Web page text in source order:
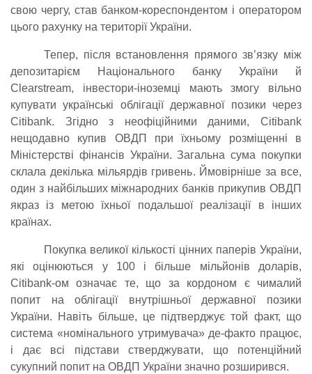
свою чергу, став банком-кореспондентом і оператором
цього рахунку на території України.
Тепер, після встановлення прямого зв’язку між
депозитарієм Національного банку України й
Clearstream, інвестори-іноземці мають змогу вільно
купувати українські облігації державної позики через
Citibank. Згідно з неофіційними даними, Citibank
нещодавно купив ОВДП при їхньому розміщенні в
Міністерстві фінансів України. Загальна сума покупки
склала декілька мільярдів гривень. Ймовірніше за все,
один з найбільших міжнародних банків прикупив ОВДП
якраз із метою їхньої подальшої реалізації в інших
країнах.
Покупка великої кількості цінних паперів України,
які оцінюються у 100 і більше мільйонів доларів,
Citibank-ом означає те, що за кордоном є чималий
попит на облігації внутрішньої державної позики
України. Навіть більше, це підтверджує той факт, що
система «номінального утримувача» де-факто працює,
і дає всі підстави стверджувати, що потенційний
сукупний попит на ОВДП України значно розширився.